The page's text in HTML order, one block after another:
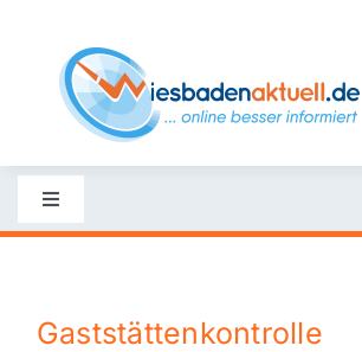
content
Toggle
Navigation
Nachrichten
Gaststättenkontrolle